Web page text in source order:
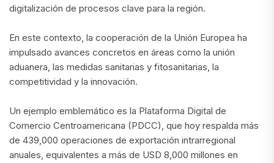
digitalización de procesos clave para la región.
En este contexto, la cooperación de la Unión Europea ha
impulsado avances concretos en áreas como la unión
aduanera, las medidas sanitarias y fitosanitarias, la
competitividad y la innovación.
Un ejemplo emblemático es la Plataforma Digital de
Comercio Centroamericana (PDCC), que hoy respalda más
de 439,000 operaciones de exportación intrarregional
anuales, equivalentes a más de USD 8,000 millones en